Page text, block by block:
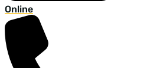
Online